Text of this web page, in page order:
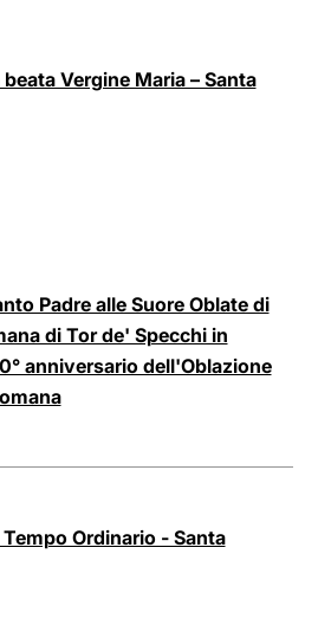
Vergine Maria – Santa
Padre alle Suore Oblate di
di Tor de' Specchi in
anniversario dell'Oblazione
Ordinario - Santa